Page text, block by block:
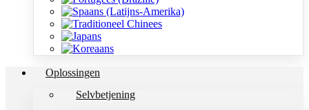
Oplossingen
Selvbetjening